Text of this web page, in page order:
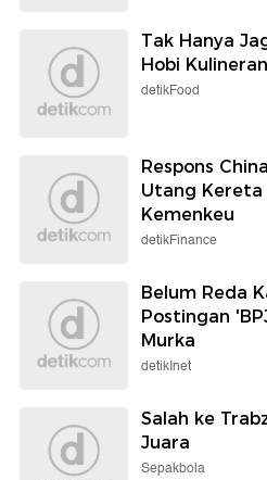
Tak Hanya
Hobi
detikFood
Respons
Utang
Kemenkeu
detikFinance
Belum Reda
Postingan
Murka
detikInet
Salah ke
Juara
Sepakbola